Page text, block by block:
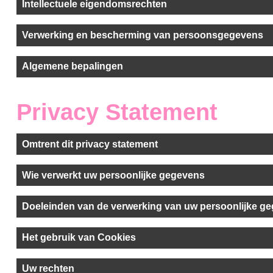
Intellectuele eigendomsrechten
Verwerking en bescherming van persoonsgegevens
Algemene bepalingen
Privacy Statement
Omtrent dit privacy statement
Wie verwerkt uw persoonlijke gegevens
Doeleinden van de verwerking van uw persoonlijke
Het gebruik van Cookies
Uw rechten